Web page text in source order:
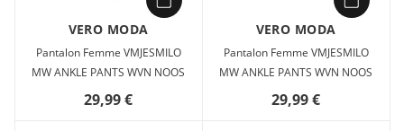
VERO MODA
Pantalon Femme VMJESMILO
MW ANKLE PANTS WVN NOOS
29,99 €
VERO MODA
Pantalon Femme VMJESMILO
MW ANKLE PANTS WVN NOOS
29,99 €